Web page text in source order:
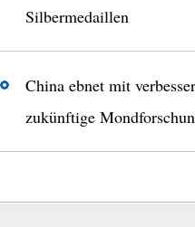
Silbermedaillen
China ebnet mit
zukünftige